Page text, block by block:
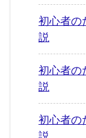
初心者
説
初心者
説
初心者